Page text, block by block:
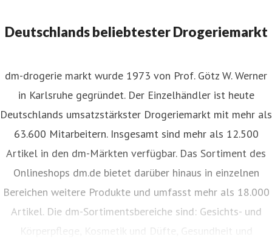
Deutschlands beliebtester Drogeriemarkt
dm-drogerie markt wurde 1973 von Prof. Götz W. Werner
in Karlsruhe gegründet. Der Einzelhändler ist heute
Deutschlands umsatzstärkster Drogeriemarkt mit mehr als
63.600 Mitarbeitern. Insgesamt sind mehr als 12.500
Artikel in den dm-Märkten verfügbar. Das Sortiment des
Onlineshops dm.de bietet darüber hinaus in einzelnen
Bereichen weitere Produkte und umfasst mehr als 18.000
Artikel. Die dm-Sortimentsbereiche sind: Gesichts- und
Körperpflege, Kosmetik und Düfte, Gesundheit und